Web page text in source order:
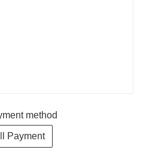
method
Payment